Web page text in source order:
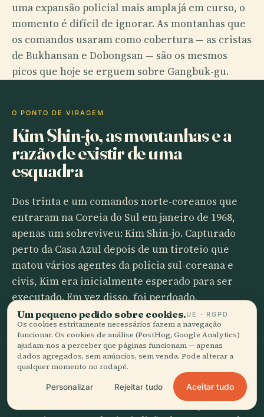
uma expansão policial mais ampla já em curso, o
momento é difícil de ignorar. As montanhas que
os comandos usaram como cobertura — as cristas
de Bukhansan e Dobongsan — são os mesmos
picos que hoje se erguem sobre Gangbuk-gu.
O PONTO DE VIRAGEM
Kim Shin-jo, as montanhas e a
razão de existir de uma
esquadra
Dos trinta e um comandos norte-coreanos que
entraram na Coreia do Sul em janeiro de 1968,
apenas um sobreviveu: Kim Shin-jo. Capturado
perto da Casa Azul depois de um tiroteio que
matou vários agentes da polícia sul-coreana e
civis, Kim era inicialmente esperado para ser
executado. Em vez disso, foi perdoado,
converteu-se ao cristianismo e passou o resto da
vida como pastor na Coreia do Sul — um arco
biográfico tão improvável que resiste ao resumo.
A rota seguida pelos comandos — para sul,
através da cadeia montanhosa de Bukhansan —
atravessava diretamente o território que
Um pequeno pedido sobre cookies.UE · RGPD
Os cookies estritamente necessários fazem a navegação
funcionar. Os cookies de análise (PostHog, Google Analytics)
ajudam-nos a perceber que páginas funcionam — apenas
dados agregados, sem anúncios, sem venda. Pode alterar a
qualquer momento no rodapé.
Personalizar Rejeitar tudo Aceitar tudo